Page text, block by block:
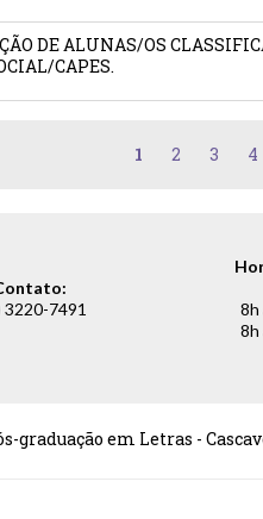
DE ALUNAS/OS
CAPES.
1 2 3 4
3220-7491
8h
8h
graduação em Letras -